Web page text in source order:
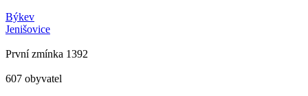
Býkev
Jenišovice
První zmínka 1392
607 obyvatel